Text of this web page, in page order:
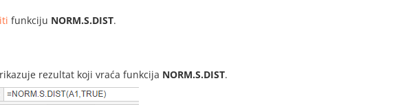
funkciju NORM.S.DIST.
rezultat koji vraća funkcija NORM.S.DIST.